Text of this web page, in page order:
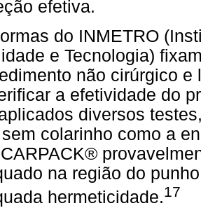
efetiva.
do INMETRO
e Tecnologia)
não cirúrgico
a efetividade do
diversos
colarinho como a
na região do
hermeticidade.17